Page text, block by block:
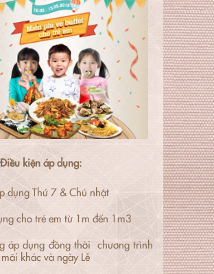
Điều kiện áp dụng:
dụng Thứ 7 & Chủ nhật
cho trẻ em từ 1m đến 1m3
áp dụng đồng thời chương trình
khác và ngày Lễ